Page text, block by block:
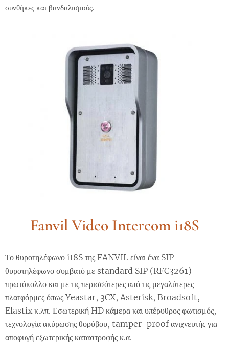
συνθήκες και βανδαλισμούς.
Fanvil Video Intercom i18S
Το θυροτηλέφωνο i18S της FANVIL είναι ένα SIP
θυροτηλέφωνο συμβατό με standard SIP (RFC3261)
πρωτόκολλο και με τις περισσότερες από τις μεγαλύτερες
πλατφόρμες όπως Yeastar, 3CX, Asterisk, Broadsoft,
Elastix κ.λπ. Εσωτερική HD κάμερα και υπέρυθρος φωτισμός,
τεχνολογία ακύρωσης θορύβου, tamper-proof ανιχνευτής για
αποφυγή εξωτερικής καταστροφής κ.α.